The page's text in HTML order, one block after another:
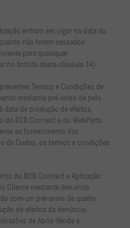
entram em vigor na data da
não forem cessados
para quaisquer
no âmbito desta cláusula 14).
Termos e Condições de
mediante pré-aviso de pelo
data de produção de efeitos,
do B2B Connect e do WebParts
ao fornecimento das
de Dados, os termos e condições
do B2B Connect e Aplicação
Cliente mediante denuncia
com um pré-aviso de quatro
de efeitos da denúncia.
de Após-Venda e